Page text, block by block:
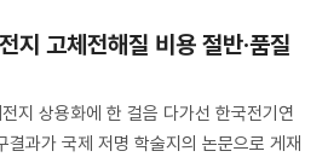
지 고체전해질 비용 절반·품질
지 상용화에 한 걸음 다가선 한국전기연
결과가 국제 저명 학술지의 논문으로 게재